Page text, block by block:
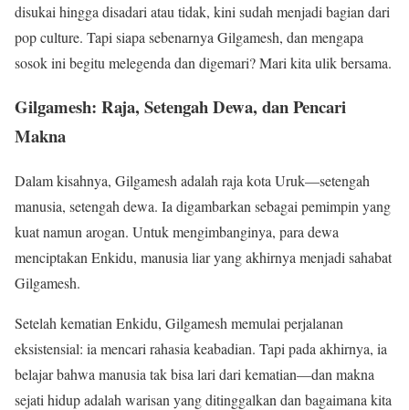
disukai hingga disadari atau tidak, kini sudah menjadi bagian dari
pop culture. Tapi siapa sebenarnya Gilgamesh, dan mengapa
sosok ini begitu melegenda dan digemari? Mari kita ulik bersama.
Gilgamesh: Raja, Setengah Dewa, dan Pencari
Makna
Dalam kisahnya, Gilgamesh adalah raja kota Uruk—setengah
manusia, setengah dewa. Ia digambarkan sebagai pemimpin yang
kuat namun arogan. Untuk mengimbanginya, para dewa
menciptakan Enkidu, manusia liar yang akhirnya menjadi sahabat
Gilgamesh.
Setelah kematian Enkidu, Gilgamesh memulai perjalanan
eksistensial: ia mencari rahasia keabadian. Tapi pada akhirnya, ia
belajar bahwa manusia tak bisa lari dari kematian—dan makna
sejati hidup adalah warisan yang ditinggalkan dan bagaimana kita